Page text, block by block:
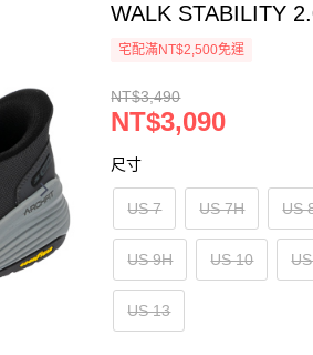
WALK STABILITY
宅配滿NT$2,500免運
NT$3,490
NT$3,090
尺寸
US 7 US 7H US
US 9H US 10
US 13